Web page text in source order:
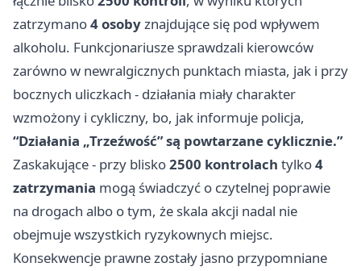
zatrzymano4 osobyznajdujące się pod wpływem
alkoholu. Funkcjonariusze sprawdzali kierowców
zarówno w newralgicznych punktach miasta, jak i przy
bocznych uliczkach - działania miały charakter
wzmożony i cykliczny, bo, jak informuje policja,
“Działania „Trzeźwość” są powtarzane cyklicznie.”
Zaskakujące - przy blisko2500 kontrolach tylko4
zatrzymania mogą świadczyć o czytelnej poprawie
na drogach albo o tym, że skala akcji nadal nie
obejmuje wszystkich ryzykownych miejsc.
Konsekwencje prawne zostały jasno przypomniane